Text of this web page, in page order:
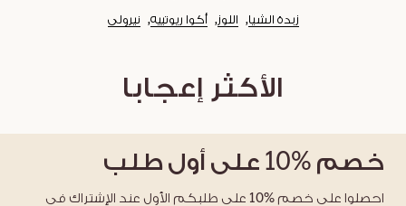
زبدة الشيا اللوز أكوا ريوتييه نيرولي
الأكثر إعجابا
خصم %10 على أول طلب
احصلوا على خصم %10 على طلبكم الأول عند الإشتراك في